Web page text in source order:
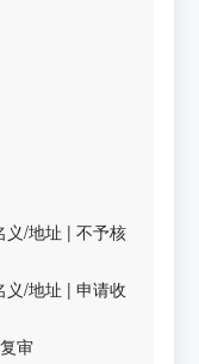
义/地址 |不予核
义/地址 |申请收
审